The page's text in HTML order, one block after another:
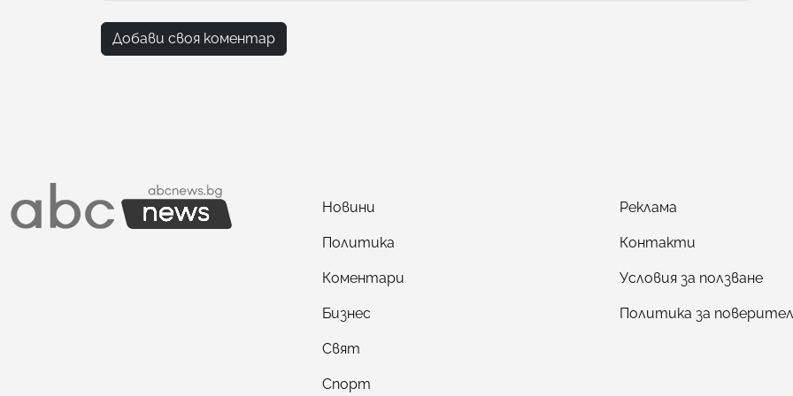
Добави своя коментар
Новини
Политика
Коментари
Бизнес
Свят
Спорт
Реклама
Контакти
Условия за ползване
Политика за